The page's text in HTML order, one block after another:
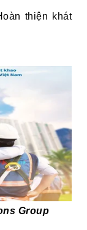
thiện khát
Group